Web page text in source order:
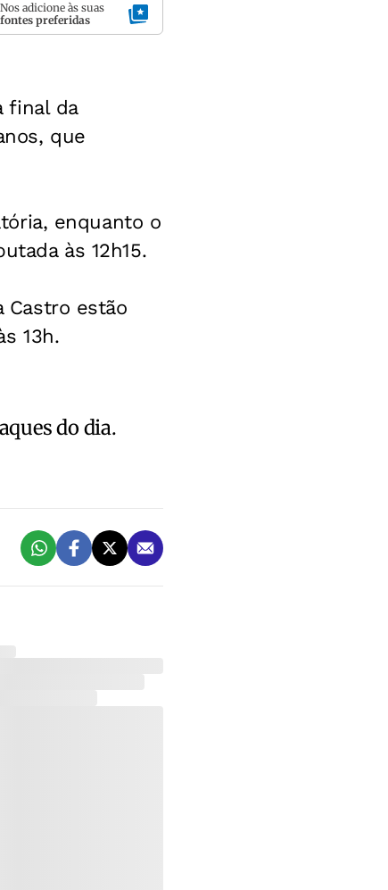
Nos adicione às suas
fontes preferidas
final da
que
enquanto o
às 12h15.
Castro estão
13h.
do dia.